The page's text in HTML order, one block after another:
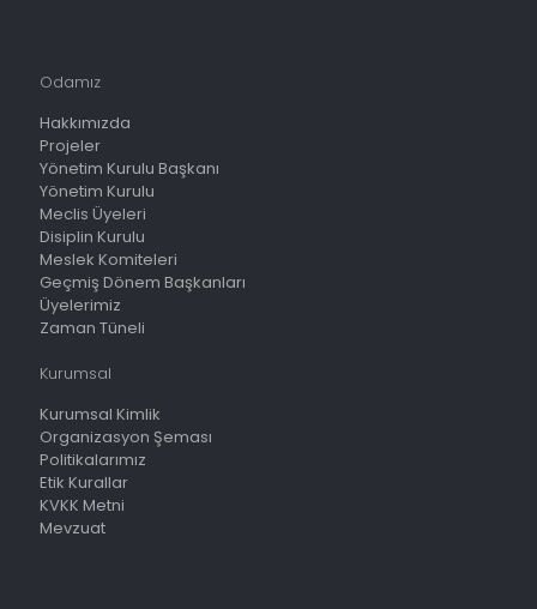
Odamız
Hakkımızda
Projeler
Yönetim Kurulu Başkanı
Yönetim Kurulu
Meclis Üyeleri
Disiplin Kurulu
Meslek Komiteleri
Geçmiş Dönem Başkanları
Üyelerimiz
Zaman Tüneli
Kurumsal
Kurumsal Kimlik
Organizasyon Şeması
Politikalarımız
Etik Kurallar
KVKK Metni
Mevzuat